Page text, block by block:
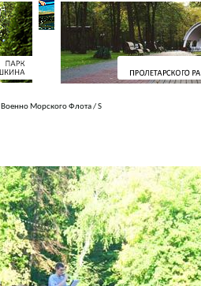
Морского Флота/S